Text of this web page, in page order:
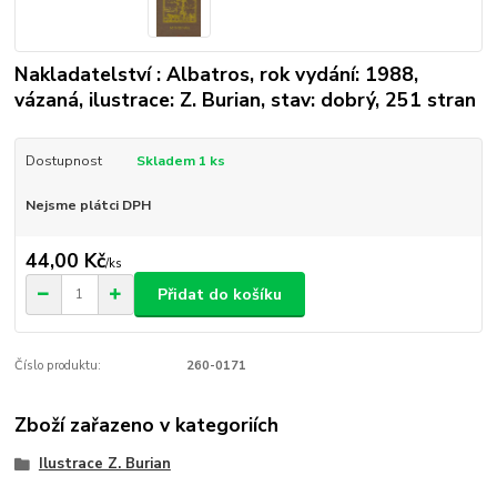
Nakladatelství : Albatros, rok vydání: 1988,
vázaná, ilustrace: Z. Burian, stav: dobrý, 251 stran
Dostupnost Skladem 1 ks
Nejsme plátci DPH
44,00 Kč/ks
Přidat do košíku
Číslo produktu: 260-0171
Zboží zařazeno v kategoriích
Ilustrace Z. Burian